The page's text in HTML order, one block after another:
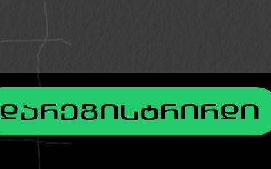
დარეგისტრირდი